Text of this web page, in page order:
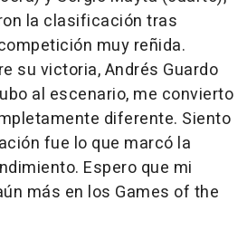
la clasificación tras
muy reñida.
su victoria, Andrés Guardo
al escenario, me convierto
diferente. Siento
fue lo que marcó la
Espero que mi
más en los Games of the